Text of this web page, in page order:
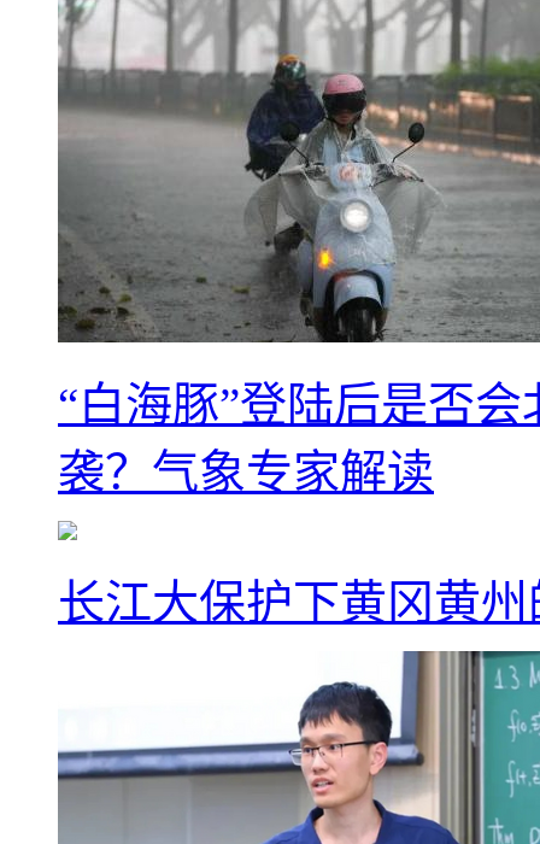
“白海豚”登陆后是否
袭？气象专家解读
长江大保护下黄冈黄